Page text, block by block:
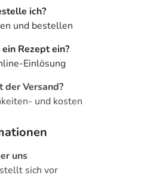
ich?
und bestellen
Rezept ein?
Einlösung
Versand?
und kosten
uns
sich vor